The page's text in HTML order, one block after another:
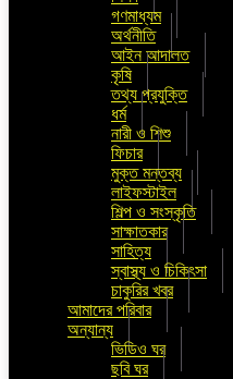
গণমাধ্যম
অর্থনীতি
আইন আদালত
কৃষি
তথ্য প্রযুক্তি
ধর্ম
নারী ও শিশু
ফিচার
মুক্ত মন্তব্য
লাইফস্টাইল
শিল্প ও সংস্কৃতি
সাক্ষাতকার
সাহিত্য
স্বাস্থ্য ও চিকিৎসা
চাকুরির খবর
আমাদের পরিবার
অন্যান্য
ভিডিও ঘর
ছবি ঘর